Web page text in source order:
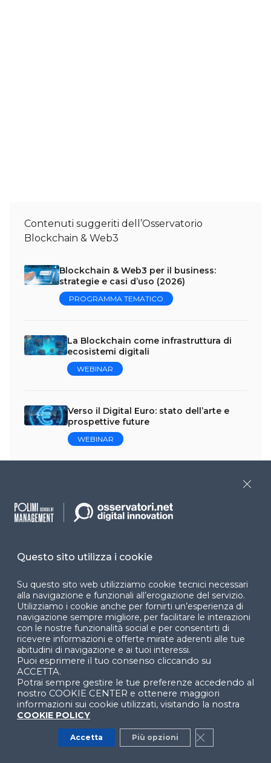
Contenuti suggeriti dell’Osservatorio
Blockchain & Web3
Blockchain & Web3 per il business:
strategie e casi d’uso (2026)
PROGRAMMA TEMATICO
La Blockchain come infrastruttura di
ecosistemi digitali
WEBINAR
Verso il Digital Euro: stato dell’arte e
prospettive future
WEBINAR
Imprese Web3: business trend e nuove
WEBINAR
I token per la gestione degli eventi:
POAP e Token Gating
WEBINAR
Dai pagamenti programmabili alla
moneta programmabile
WEBINAR
NFT e Metaverso: quali opportunità
concrete per le aziende?
WEBINAR
Questo sito utilizza i cookie
Su questo sito web utilizziamo cookie tecnici necessari
alla navigazione e funzionali all’erogazione del servizio.
Utilizziamo i cookie anche per fornirti un’esperienza di
navigazione sempre migliore, per facilitare le interazioni
con le nostre funzionalità social e per consentirti di
ricevere informazioni e offerte mirate aderenti alle tue
abitudini di navigazione e ai tuoi interessi.
Puoi esprimere il tuo consenso cliccando su
ACCETTA.
Potrai sempre gestire le tue preferenze accedendo al
nostro COOKIE CENTER e ottenere maggiori
informazioni sui cookie utilizzati, visitando la nostra
COOKIE POLICY
Accetta Più opzioni Close GDPR